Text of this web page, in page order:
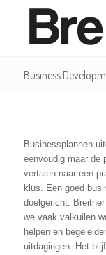
Business
Businessplannen
eenvoudig maar de
vertalen naar een
klus. Een goed
doelgericht.
we vaak valkuilen
helpen en
uitdagingen. Het